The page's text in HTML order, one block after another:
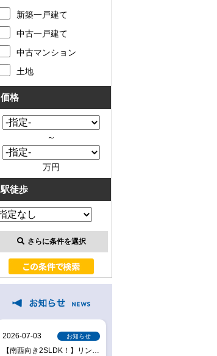
新築一戸建て
中古一戸建て
中古マンション
土地
価格
～
万円
駅徒歩
さらに条件を選択